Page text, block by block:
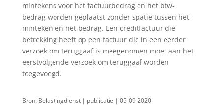
mintekens voor het factuurbedrag en het btw-
bedrag worden geplaatst zonder spatie tussen het
minteken en het bedrag. Een creditfactuur die
betrekking heeft op een factuur die in een eerder
verzoek om teruggaaf is meegenomen moet aan het
eerstvolgende verzoek om teruggaaf worden
toegevoegd.
Bron: Belastingdienst | publicatie | 05-09-2020